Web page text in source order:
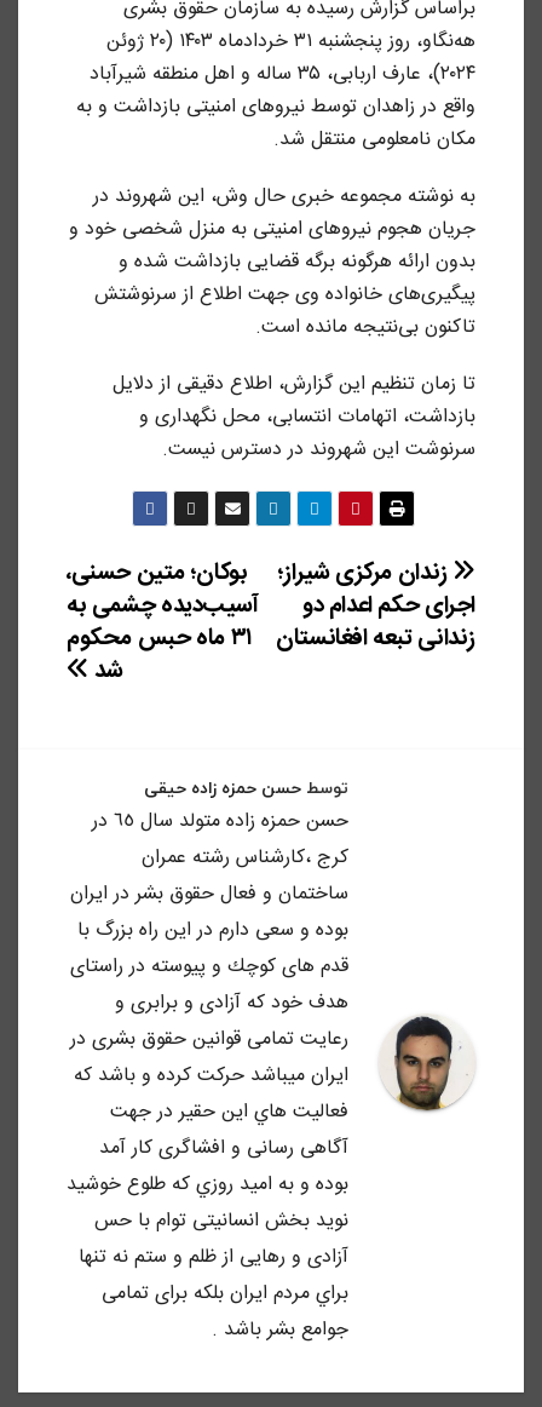
براساس گزارش رسیده به سازمان حقوق بشری
هه‌نگاو، روز پنجشنبه ۳۱ خردادماه ۱۴۰۳ (۲۰ ژوئن
۲۰۲۴)، عارف اربابی، ۳۵ ساله و اهل منطقه
شیرآباد
واقع در زاهدان توسط نیروهای امنیتی بازداشت و به
مکان نامعلومی منتقل شد.
به نوشته مجموعه خبری حال وش، این شهروند در
جریان هجوم نیروهای امنیتی به منزل شخصی خود و
بدون ارائه هرگونه برگه قضایی بازداشت شده و
پیگیری‌های خانواده وی جهت اطلاع از سرنوشتش
تاکنون بی‌نتیجه مانده است.
تا زمان تنظیم این گزارش، اطلاع دقیقی از دلایل
بازداشت، اتهامات انتسابی، محل نگهداری و
سرنوشت این شهروند در دسترس نیست.
راهبری
نوشته
بوکان؛ متین حسنی،
آسیب‌دیده چشمی به
۳۱ ماه حبس محکوم
شد
زندان مرکزی شیراز؛
اجرای حکم اعدام دو
زندانی تبعه افغانستان
توسط حسن حمزه زاده حیقی
حسن حمزه زاده متولد سال ٦٥ در
كرج ،كارشناس رشته عمران
ساختمان و فعال حقوق بشر در ايران
بوده و سعى دارم در اين راه بزرگ با
قدم هاى كوچك و پيوسته در راستاى
هدف خود كه آزادى و برابرى و
رعايت تمامى قوانين حقوق بشرى در
ايران ميباشد حركت كرده و باشد كه
فعاليت هاي اين حقير در جهت
آگاهى رسانى و افشاگرى كار آمد
بوده و به اميد روزي كه طلوع خوشيد
نويد بخش انسانيتى توام با حس
آزادى و رهايى از ظلم و ستم نه تنها
براي مردم ايران بلكه براى تمامى
جوامع بشر باشد .